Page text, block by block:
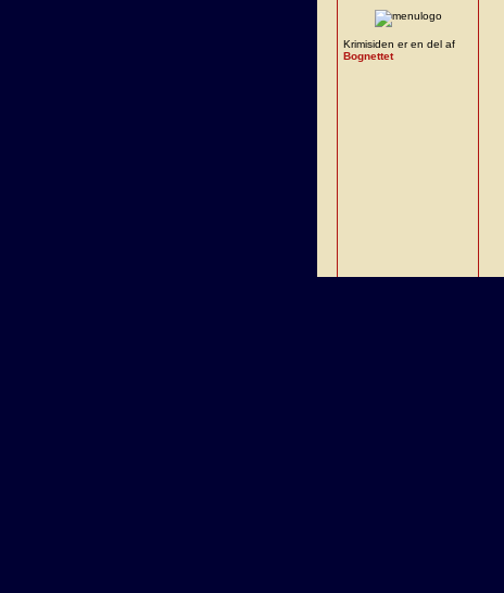
Krimisiden er en del af
Bognettet